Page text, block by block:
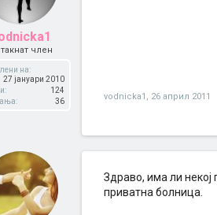
член
на:
27 јануари 2010
124
36 vodnicka1 , 26 април 2011
Здраво, има ли
приватна болница.